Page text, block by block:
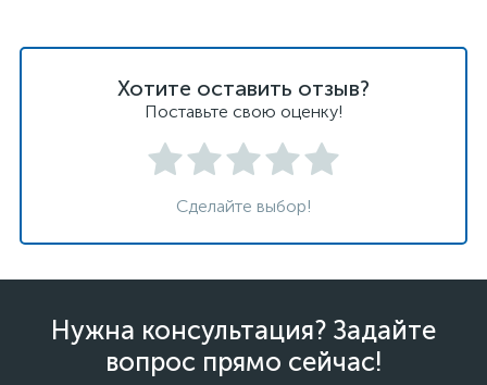
Хотите оставить отзыв?
Поставьте свою оценку!
Сделайте выбор!
Нужна консультация? Задайте
вопрос прямо сейчас!